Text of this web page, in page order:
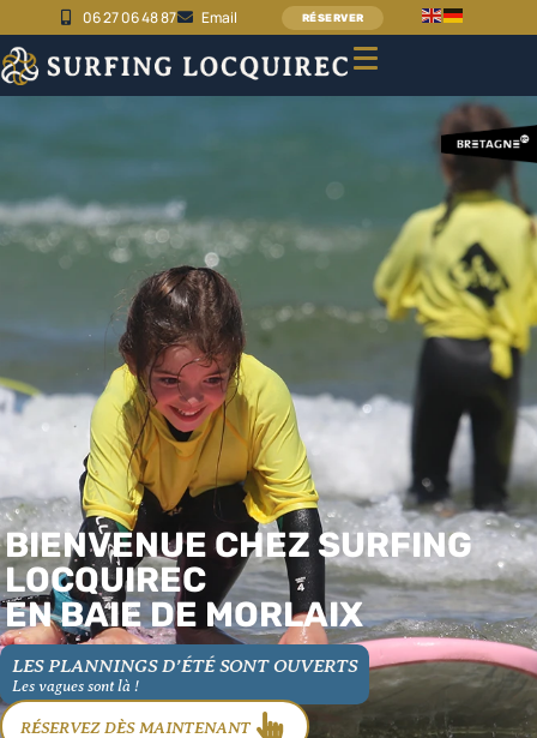
06 27 06 48 87 Email RÉSERVER
BIENVENUE CHEZ SURFING
LOCQUIREC
EN BAIE DE MORLAIX
LES PLANNINGS D’ÉTÉ SONT OUVERTS
Les vagues sont là !
RÉSERVEZ DÈS MAINTENANT